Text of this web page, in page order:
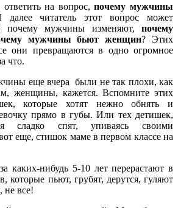
ответить на вопрос,почему мужчины
читатель этот вопрос может
почему мужчины изменяют, почему
мужчины бьют женщин? Этих
они превращаются в одно огромное
что.
еще вчера были не так плохи, как
женщины, кажется. Вспомните этих
которые хотят нежно обнять и
прямо в губы. Или тех детишек,
сладко спят, упиваясь своими
еще, стишок маме в первом классе на
каких-нибудь 5-10 лет перерастают в
которые пьют, грубят, дерутся, гуляют
не все!